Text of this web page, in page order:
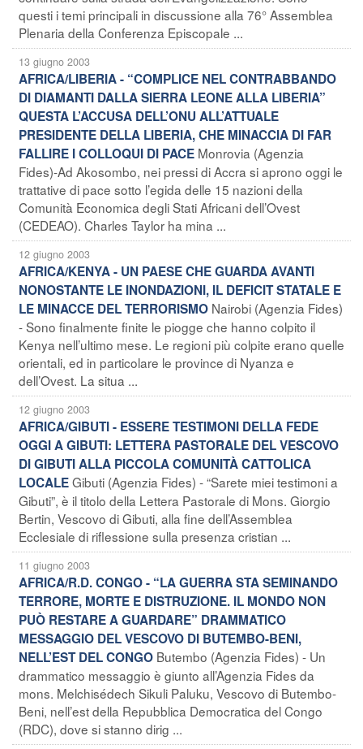
questi i temi principali in discussione alla 76° Assemblea
Plenaria della Conferenza Episcopale ...
13 giugno 2003
AFRICA/LIBERIA - “COMPLICE NEL CONTRABBANDO
DI DIAMANTI DALLA SIERRA LEONE ALLA LIBERIA”
QUESTA L’ACCUSA DELL’ONU ALL’ATTUALE
PRESIDENTE DELLA LIBERIA, CHE MINACCIA DI FAR
FALLIRE I COLLOQUI DI PACE Monrovia (Agenzia
Fides)-Ad Akosombo, nei pressi di Accra si aprono oggi le
trattative di pace sotto l’egida delle 15 nazioni della
Comunità Economica degli Stati Africani dell’Ovest
(CEDEAO). Charles Taylor ha mina ...
12 giugno 2003
AFRICA/KENYA - UN PAESE CHE GUARDA AVANTI
NONOSTANTE LE INONDAZIONI, IL DEFICIT STATALE E
LE MINACCE DEL TERRORISMO Nairobi (Agenzia Fides)
- Sono finalmente finite le piogge che hanno colpito il
Kenya nell’ultimo mese. Le regioni più colpite erano quelle
orientali, ed in particolare le province di Nyanza e
dell’Ovest. La situa ...
12 giugno 2003
AFRICA/GIBUTI - ESSERE TESTIMONI DELLA FEDE
OGGI A GIBUTI: LETTERA PASTORALE DEL VESCOVO
DI GIBUTI ALLA PICCOLA COMUNITÀ CATTOLICA
LOCALEGibuti (Agenzia Fides) - “Sarete miei testimoni a
Gibuti”, è il titolo della Lettera Pastorale di Mons. Giorgio
Bertin, Vescovo di Gibuti, alla fine dell’Assemblea
Ecclesiale di riflessione sulla presenza cristian ...
11 giugno 2003
AFRICA/R.D. CONGO - “LA GUERRA STA SEMINANDO
TERRORE, MORTE E DISTRUZIONE. IL MONDO NON
PUÒ RESTARE A GUARDARE” DRAMMATICO
MESSAGGIO DEL VESCOVO DI BUTEMBO-BENI,
NELL’EST DEL CONGO Butembo (Agenzia Fides) - Un
drammatico messaggio è giunto all’Agenzia Fides da
mons. Melchisédech Sikuli Paluku, Vescovo di Butembo-
Beni, nell’est della Repubblica Democratica del Congo
(RDC), dove si stanno dirig ...